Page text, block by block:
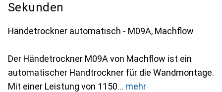
Sekunden
Händetrockner automatisch - M09A, Machflow
Der Händetrockner M09A von Machflow ist ein
automatischer Handtrockner für die Wandmontage.
Mit einer Leistung von 1150
mehr